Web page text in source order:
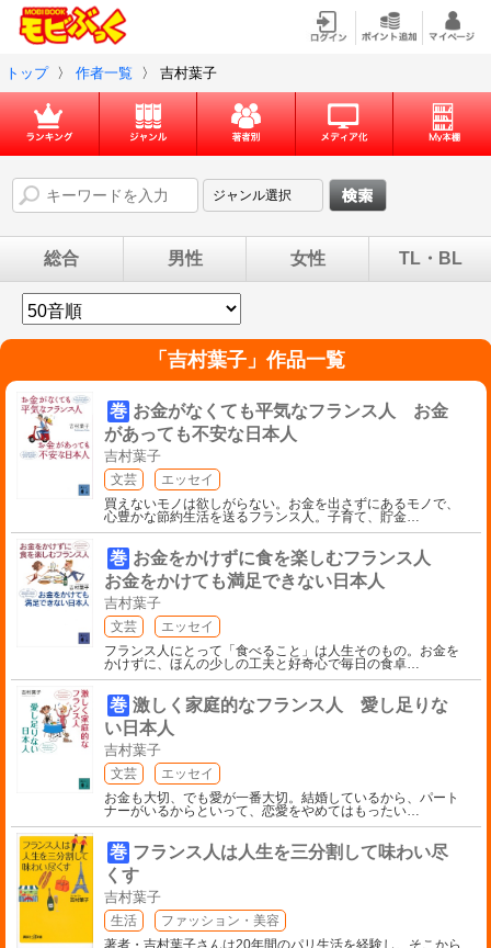
トップ 〉 作者一覧 〉 吉村葉子
総合 男性 女性 TL・BL
「 吉村葉子」作品一覧
巻 お金がなくても平気なフランス人 お金
があっても不安な日本人
吉村葉子
文芸
エッセイ
買えないモノは欲しがらない。お金を出さずにあるモノで、
心豊かな節約生活を送るフランス人。子育て、貯金…
巻 お金をかけずに食を楽しむフランス人
お金をかけても満足できない日本人
吉村葉子
文芸
エッセイ
フランス人にとって「食べること」は人生そのもの。お金を
かけずに、ほんの少しの工夫と好奇心で毎日の食卓…
巻 激しく家庭的なフランス人 愛し足りな
い日本人
吉村葉子
文芸
エッセイ
お金も大切、でも愛が一番大切。結婚しているから、パート
ナーがいるからといって、恋愛をやめてはもったい…
巻 フランス人は人生を三分割して味わい尽
くす
吉村葉子
生活
ファッション・美容